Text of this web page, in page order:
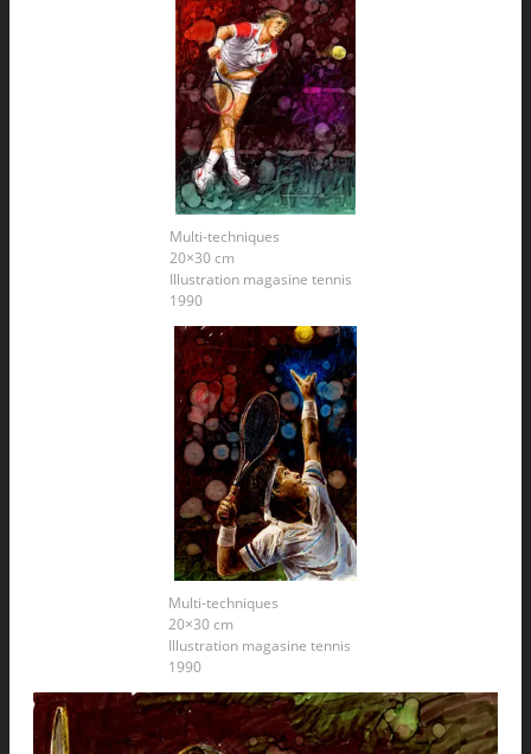
Multi-techniques
20×30 cm
Illustration magasine tennis
1990
Multi-techniques
20×30 cm
Illustration magasine tennis
1990